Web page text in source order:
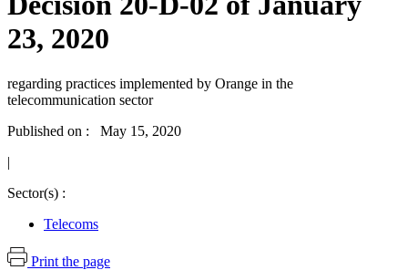
23, 2020
regarding practices implemented by Orange in the
telecommunication sector
Published on : May 15, 2020
|
Sector(s) :
Telecoms
Print the page